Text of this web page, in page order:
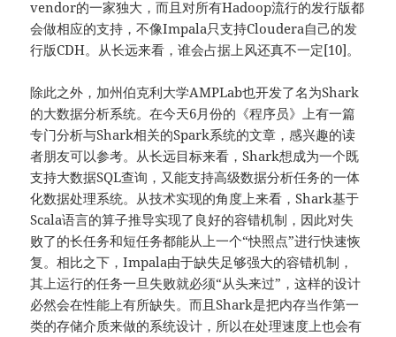
vendor的一家独大，而且对所有Hadoop流行的发行版都
会做相应的支持，不像Impala只支持Cloudera自己的发
行版CDH。从长远来看，谁会占据上风还真不一定[10]。
除此之外，加州伯克利大学AMPLab也开发了名为Shark
的大数据分析系统。在今天6月份的《程序员》上有一篇
专门分析与Shark相关的Spark系统的文章，感兴趣的读
者朋友可以参考。从长远目标来看，Shark想成为一个既
支持大数据SQL查询，又能支持高级数据分析任务的一体
化数据处理系统。从技术实现的角度上来看，Shark基于
Scala语言的算子推导实现了良好的容错机制，因此对失
败了的长任务和短任务都能从上一个“快照点”进行快速恢
复。相比之下，Impala由于缺失足够强大的容错机制，
其上运行的任务一旦失败就必须“从头来过”，这样的设计
必然会在性能上有所缺失。而且Shark是把内存当作第一
类的存储介质来做的系统设计，所以在处理速度上也会有